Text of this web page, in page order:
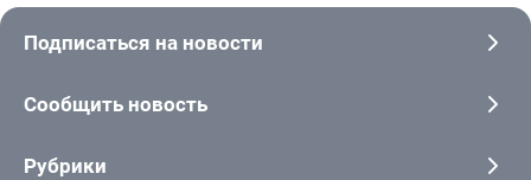
Подписаться на новости
Сообщить новость
Рубрики